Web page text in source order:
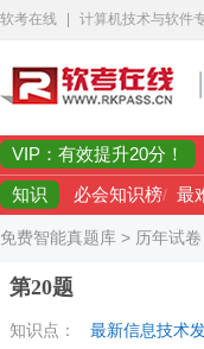
软考在线 计算机技术与软件
VIP：有效提升20分！
知识 必会知识榜/ 最
免费智能真题库 > 历年试卷
第20题
知识点：
最新信息技术